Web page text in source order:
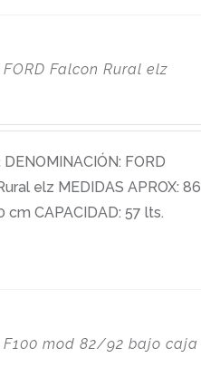
Falcon Rural elz
DENOMINACIÓN: FORD
elz MEDIDAS APROX: 86
cm CAPACIDAD: 57 lts.
mod 82/92 bajo caja